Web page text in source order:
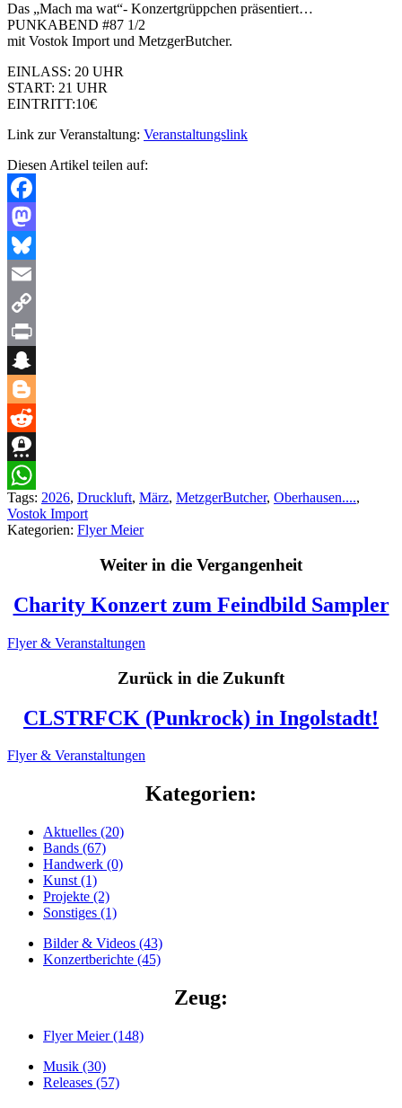
Das „Mach ma wat“- Konzertgrüppchen präsentiert…
PUNKABEND #87 1/2
mit Vostok Import und MetzgerButcher.
EINLASS: 20 UHR
START: 21 UHR
EINTRITT:10€
Link zur Veranstaltung: Veranstaltungslink
Diesen Artikel teilen auf:
Facebook
Mastodon
Bluesky
Email
Copy
Link
Print
Snapchat
Blogger
Reddit
Threema
WhatsApp
Tags: 2026, Druckluft, März, MetzgerButcher, Oberhausen....,
Vostok Import
Kategorien: Flyer Meier
Weiter in die Vergangenheit
Charity Konzert zum Feindbild Sampler
Flyer & Veranstaltungen
Zurück in die Zukunft
CLSTRFCK (Punkrock) in Ingolstadt!
Flyer & Veranstaltungen
Kategorien:
Aktuelles (20)
Bands (67)
Handwerk (0)
Kunst (1)
Projekte (2)
Sonstiges (1)
Bilder & Videos (43)
Konzertberichte (45)
Zeug:
Flyer Meier (148)
Musik (30)
Releases (57)